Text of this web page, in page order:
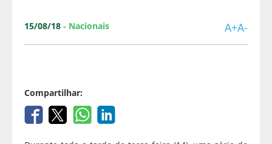
15/08/18 - Nacionais A+A-
Compartilhar: